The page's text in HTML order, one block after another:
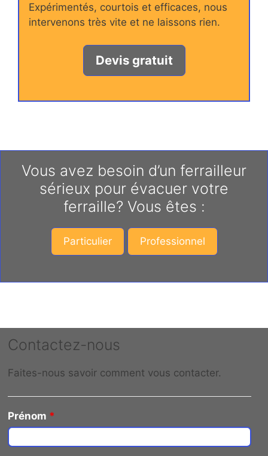
Expérimentés, courtois et efficaces, nous
intervenons très vite et ne laissons rien.
Devis gratuit
Vous avez besoin d’un ferrailleur
sérieux pour évacuer votre
ferraille? Vous êtes :
Particulier Professionnel
Contactez-nous
Faites-nous savoir comment vous contacter.
Prénom *